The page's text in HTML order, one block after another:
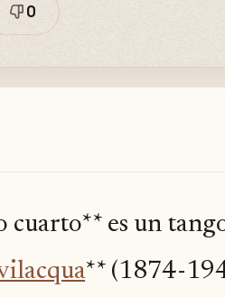
Necesita
0
cuarto** es un
** (1874-